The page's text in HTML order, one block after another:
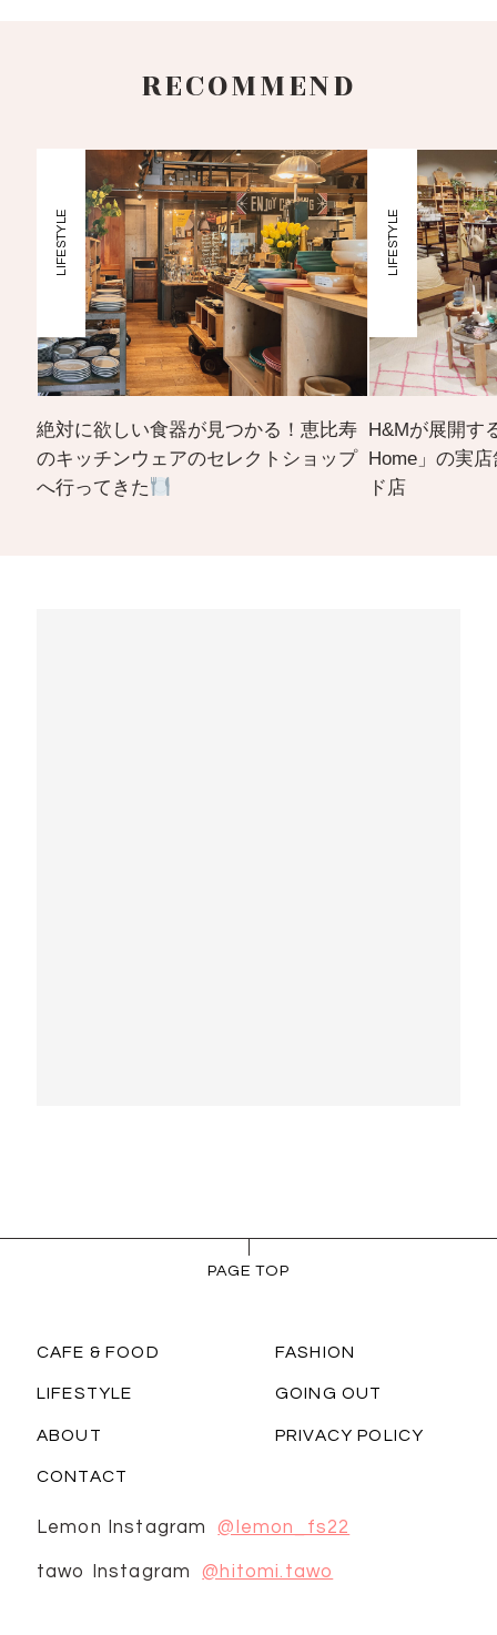
RECOMMEND
LIFESTYLE
絶対に欲しい食器が見つかる！恵比寿
のキッチンウェアのセレクトショップ
へ行ってきた
LIFESTYLE
H&Mが展開す
Home」の実
ド店
PAGE TOP
CAFE & FOOD FASHION
LIFESTYLE GOING OUT
ABOUT PRIVACY POLICY
CONTACT
Lemon Instagram @lemon_fs22
tawo Instagram @hitomi.tawo